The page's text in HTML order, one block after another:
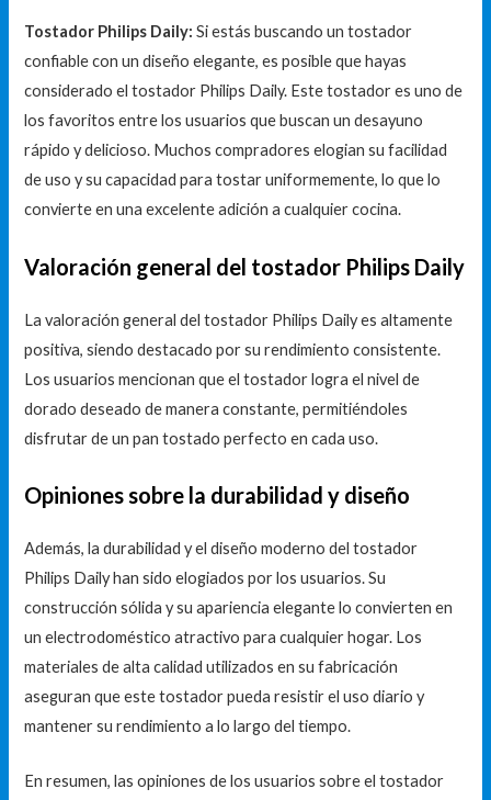
Tostador Philips Daily: Si estás buscando un tostador
confiable con un diseño elegante, es posible que hayas
considerado el tostador Philips Daily. Este tostador es uno de
los favoritos entre los usuarios que buscan un desayuno
rápido y delicioso. Muchos compradores elogian su facilidad
de uso y su capacidad para tostar uniformemente, lo que lo
convierte en una excelente adición a cualquier cocina.
Valoración general del tostador Philips Daily
La valoración general del tostador Philips Daily es altamente
positiva, siendo destacado por su rendimiento consistente.
Los usuarios mencionan que el tostador logra el nivel de
dorado deseado de manera constante, permitiéndoles
disfrutar de un pan tostado perfecto en cada uso.
Opiniones sobre la durabilidad y diseño
Además, la durabilidad y el diseño moderno del tostador
Philips Daily han sido elogiados por los usuarios. Su
construcción sólida y su apariencia elegante lo convierten en
un electrodoméstico atractivo para cualquier hogar. Los
materiales de alta calidad utilizados en su fabricación
aseguran que este tostador pueda resistir el uso diario y
mantener su rendimiento a lo largo del tiempo.
En resumen, las opiniones de los usuarios sobre el tostador